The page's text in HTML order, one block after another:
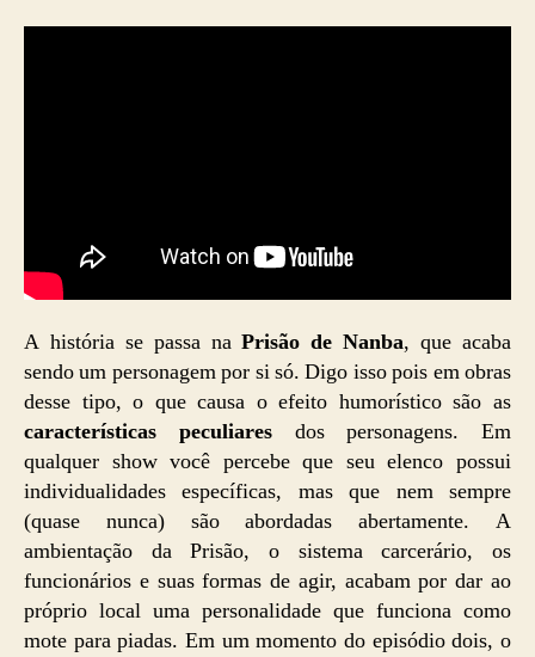
A história se passa naPrisão de Nanba, que acaba
sendo um personagem por si só. Digo isso pois em obras
desse tipo, o que causa o efeito humorístico são as
características peculiaresdos personagens. Em
qualquer show você percebe que seu elenco possui
individualidades específicas, mas que nem sempre
(quase nunca) são abordadas abertamente. A
ambientação da Prisão, o sistema carcerário, os
funcionários e suas formas de agir, acabam por dar ao
próprio local uma personalidade que funciona como
mote para piadas. Em um momento do episódio dois, o